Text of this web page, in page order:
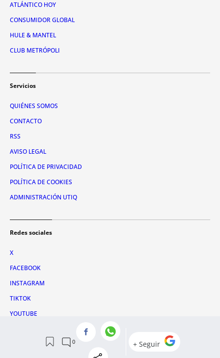
ATLÁNTICO HOY
CONSUMIDOR GLOBAL
HULE & MANTEL
CLUB METRÓPOLI
Servicios
QUIÉNES SOMOS
CONTACTO
RSS
AVISO LEGAL
POLÍTICA DE PRIVACIDAD
POLÍTICA DE COOKIES
ADMINISTRACIÓN UTIQ
Redes sociales
X
FACEBOOK
INSTAGRAM
TIKTOK
YOUTUBE